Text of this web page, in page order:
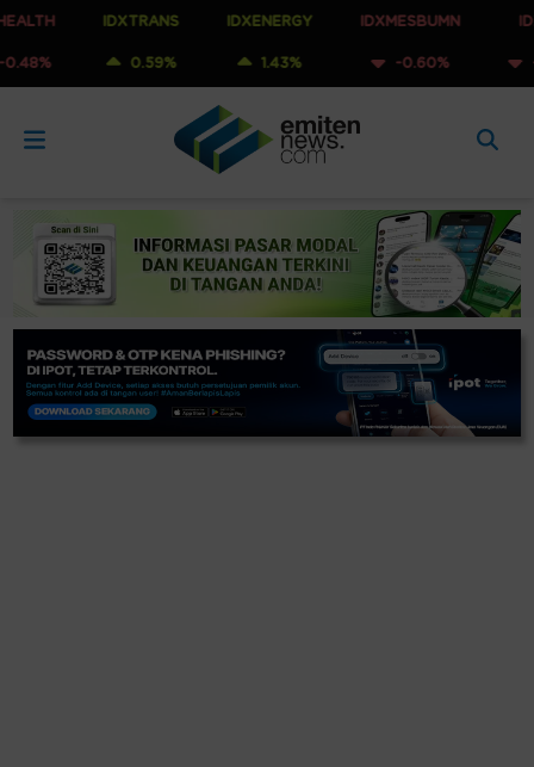
IDXTRANS
0.59%
IDXENERGY
1.43%
IDXMESBUMN
-0.60% -0.53%